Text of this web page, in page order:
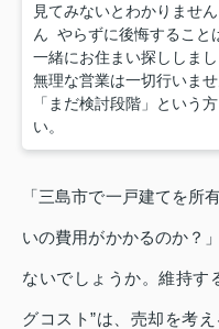
見てみないとわかりませ
ん やらずに後悔すること
一緒にお住まい探ししまし
無理な営業は一切行いませ
「まだ検討段階」という
い。
「三島市で一戸建てを所
いの費用がかかるのか？
ないでしょうか。維持す
グコスト”は、売却を考